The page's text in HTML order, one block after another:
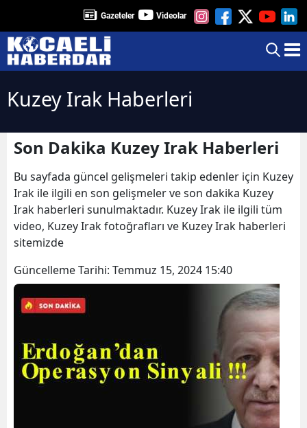
Gazeteler Videolar
Kuzey Irak Haberleri
Son Dakika Kuzey Irak Haberleri
Bu sayfada güncel gelişmeleri takip edenler için Kuzey
Irak ile ilgili en son gelişmeler ve son dakika Kuzey
Irak haberleri sunulmaktadır. Kuzey Irak ile ilgili tüm
video, Kuzey Irak fotoğrafları ve Kuzey Irak haberleri
sitemizde
Güncelleme Tarihi: Temmuz 15, 2024 15:40